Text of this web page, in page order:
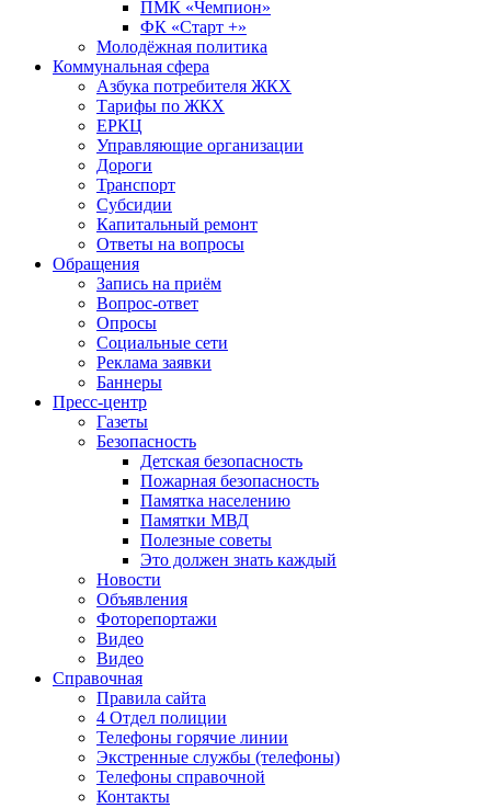
ПМК «Чемпион»
ФК «Старт +»
Молодёжная политика
Коммунальная сфера
Азбука потребителя ЖКХ
Тарифы по ЖКХ
ЕРКЦ
Управляющие организации
Дороги
Транспорт
Субсидии
Капитальный ремонт
Ответы на вопросы
Обращения
Запись на приём
Вопрос-ответ
Опросы
Социальные сети
Реклама заявки
Баннеры
Пресс-центр
Газеты
Безопасность
Детская безопасность
Пожарная безопасность
Памятка населению
Памятки МВД
Полезные советы
Это должен знать каждый
Новости
Объявления
Фоторепортажи
Видео
Видео
Справочная
Правила сайта
4 Отдел полиции
Телефоны горячие линии
Экстренные службы (телефоны)
Телефоны справочной
Контакты